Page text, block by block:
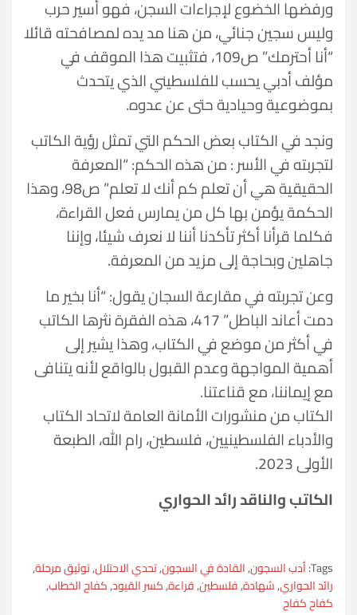
ورفضها الخضوع لإجراءات السجن، فهو أسير حرب
وليس سجين جنائي، من هنا مد يده لمصافحته قائلا
“أنا أحترمك” ص109، فتثبيت هذا الموقف في
مؤلف أدبي يحسب للفلسطيني الذي يتحدث
بموضوعية وحيادية حتى عن عدوه.
ونجد في الكتاب بعض الحكم التي تمثل رؤية الكاتب
لتجربته في الأسر : من هذه الحكم: “المعرفة
الحقيقية هي أن تعلم كم أنك لا تعلم” ص98، وهذا
الحكمة يؤمن بها كل من يمارس فعل القراءة،
فكلما قرأنا أكثر تأكدنا أننا لا نعرف شيئا، وإننا
جاهلين وبحاجة إلى مزيد من المعرفة.
وعن تجربته في مقارعة السجان يقول: “أنا بخير ما
دمت أعاند الباطل” 417، هذه الفقرة نثرها الكاتب
في أكثر من موضع في الكتاب، وهذا يشير إلى
أهمية المواجهة وعدم القبول بالواقع لأنه يتنافى
مع إيماننا، مع قناعتنا.
الكتاب من منشورات الأمانة العامة لاتحاد الكتاب
والأدباء الفلسطينيين، فلسطين، رام الله، الطبعة
الأولى 2023.
الكاتب والناقد رائد الحواري
Tags: أدب السجون,القادة في السجون,تحدي الاحتلال,توثيق مرحلة,
رائد الحواري,شهادة,فلسطين,قراءة,كسر القيود,كفاح الخطاب,
كفاح كفاح